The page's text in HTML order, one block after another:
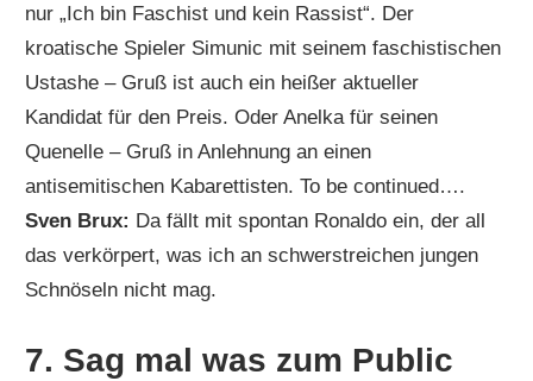
nur „Ich bin Faschist und kein Rassist“. Der
kroatische Spieler Simunic mit seinem faschistischen
Ustashe – Gruß ist auch ein heißer aktueller
Kandidat für den Preis. Oder Anelka für seinen
Quenelle – Gruß in Anlehnung an einen
antisemitischen Kabarettisten. To be continued….
Sven Brux: Da fällt mit spontan Ronaldo ein, der all
das verkörpert, was ich an schwerstreichen jungen
Schnöseln nicht mag.
7. Sag mal was zum Public